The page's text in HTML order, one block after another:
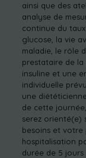
ainsi que des
analyse de
continue du
glucose, la vie
maladie, le rôle
prestataire de la
insuline et une
individuelle
une
de cette
serez orienté(e)
besoins et votre
hospitalisation
durée de 5 jours